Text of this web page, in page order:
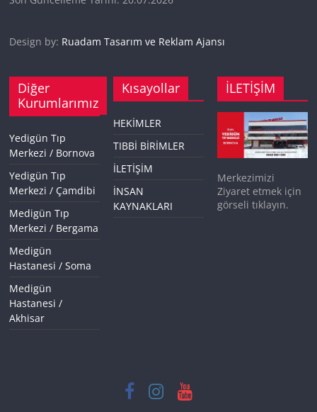
Design by: Ruadam Tasarım ve Reklam Ajansı
Diğer
Kurumlarımız
Yedigün Tıp
Merkezi / Bornova
Yedigün Tıp
Merkezi / Çamdibi
Medigün Tıp
Merkezi / Bergama
Medigün
Hastanesi / Soma
Medigün
Hastanesi /
Akhisar
Kısayollar
HEKİMLER
TIBBİ BİRİMLER
İLETİŞİM
İNSAN
KAYNAKLARI
İLETİŞİM
Merkezimizi
Ziyaret etmek için
görseli tıklayın.